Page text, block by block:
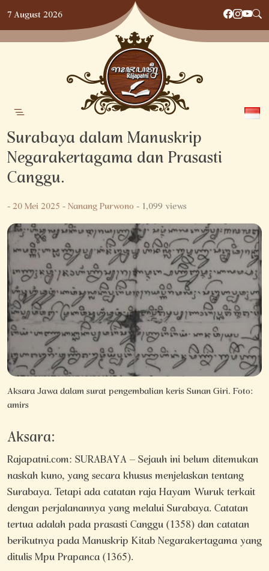
Skip
to
content
7 August 2026
Surabaya dalam Manuskrip
Negarakertagama dan Prasasti
Canggu.
-20 Mei 2025-Nanang Purwono- 1,099 views
Aksara Jawa dalam surat pengembalian keris Sunan Giri. Foto:
amirs
Aksara:
Rajapatni.com: SURABAYA – Sejauh ini belum ditemukan
naskah kuno, yang secara khusus menjelaskan tentang
Surabaya. Tetapi ada catatan raja Hayam Wuruk terkait
dengan perjalanannya yang melalui Surabaya. Catatan
tertua adalah pada prasasti Canggu (1358) dan catatan
berikutnya pada Manuskrip Kitab Negarakertagama yang
ditulis Mpu Prapanca (1365).